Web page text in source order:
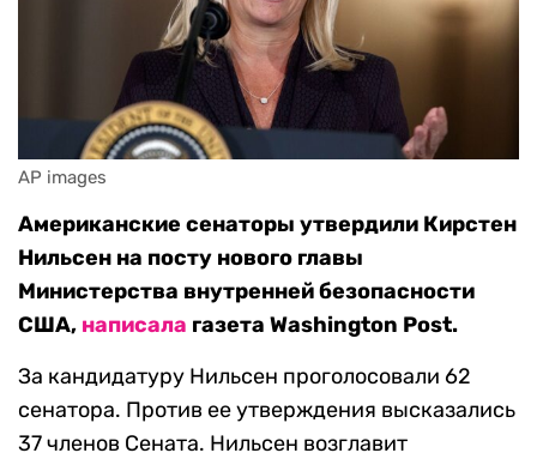
AP images
Американские сенаторы утвердили Кирстен
Нильсен на посту нового главы
Министерства внутренней безопасности
США, написала газета Washington Post.
За кандидатуру Нильсен проголосовали 62
сенатора. Против ее утверждения высказались
37 членов Сената. Нильсен возглавит